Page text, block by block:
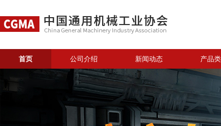
首页 公司介绍 新闻动态 产品